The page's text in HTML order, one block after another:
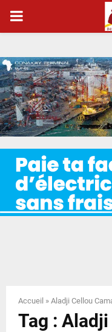
P
I
M
A
R
Y
N
Accueil » Aladji Cellou
Tag :